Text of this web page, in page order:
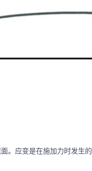
。应变是在施加力时发生